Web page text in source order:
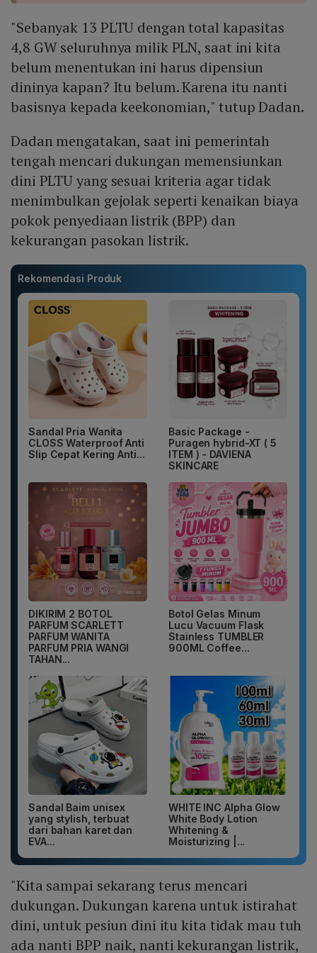
"Sebanyak 13 PLTU dengan total kapasitas
4,8 GW seluruhnya milik PLN, saat ini kita
belum menentukan ini harus dipensiun
dininya kapan? Itu belum. Karena itu nanti
basisnya kepada keekonomian," tutup Dadan.
Dadan mengatakan, saat ini pemerintah
tengah mencari dukungan memensiunkan
dini PLTU yang sesuai kriteria agar tidak
menimbulkan gejolak seperti kenaikan biaya
pokok penyediaan listrik (BPP) dan
kekurangan pasokan listrik.
Rekomendasi Produk
Sandal Pria Wanita
CLOSS Waterproof Anti
Slip Cepat Kering Anti...
Basic Package -
Puragen hybrid-XT ( 5
ITEM ) - DAVIENA
SKINCARE
DIKIRIM 2 BOTOL
PARFUM SCARLETT
PARFUM WANITA
PARFUM PRIA WANGI
TAHAN...
Botol Gelas Minum
Lucu Vacuum Flask
Stainless TUMBLER
900ML Coffee...
Sandal Baim unisex
yang stylish, terbuat
dari bahan karet dan
EVA...
WHITE INC Alpha Glow
White Body Lotion
Whitening &
Moisturizing |...
"Kita sampai sekarang terus mencari
dukungan. Dukungan karena untuk istirahat
dini, untuk pesiun dini itu kita tidak mau tuh
ada nanti BPP naik, nanti kekurangan listrik,